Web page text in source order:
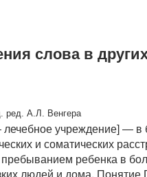
слова в
ред. А.Л. Венгера
учреждение] — в
и соматических
ребенка в
людей и дома. Понятие